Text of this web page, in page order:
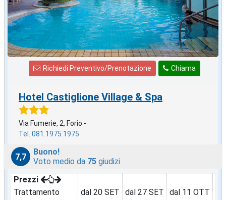
Chiama
Richiedi Preventivo/Prenotazione
Hotel Castiglione Village & Spa
Via Fumerie, 2, Forio -
Tel. 081.1975.1975
7,7
Buono!
Voto medio da 75 giudizi
Prezzi
Trattamento
dal 20 SET dal 27 SET dal 11 OTT